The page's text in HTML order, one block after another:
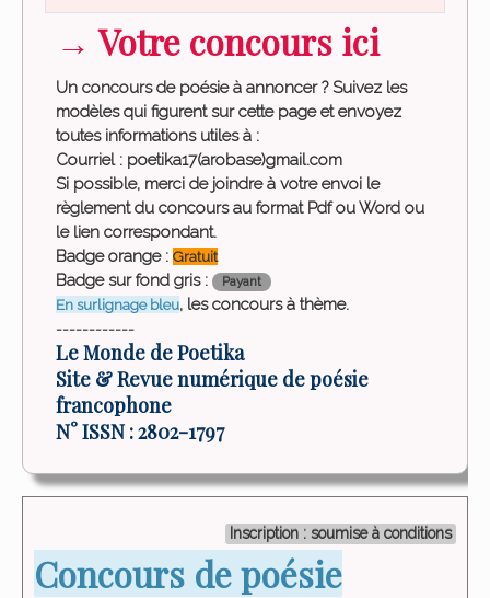
→ Votre concours ici
Un concours de poésie à annoncer ? Suivez les
modèles qui figurent sur cette page et envoyez
toutes informations utiles à :
Courriel : poetika17(arobase)gmail.com
Si possible, merci de joindre à votre envoi le
règlement du concours au format Pdf ou Word ou
le lien correspondant.
Badge orange : Gratuit
Badge sur fond gris : Payant
En surlignage bleu, les concours à thème.
------------
Le Monde de Poetika
Site & Revue numérique de poésie
francophone
N° ISSN : 2802-1797
Inscription : soumise à conditions
Concours de poésie